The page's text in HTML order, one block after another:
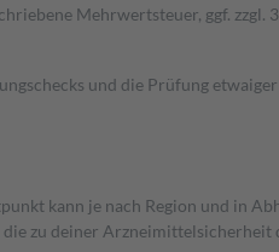
Mehrwertsteuer, ggf. zzgl.
und die Prüfung
kann je nach Region und in
zu deiner